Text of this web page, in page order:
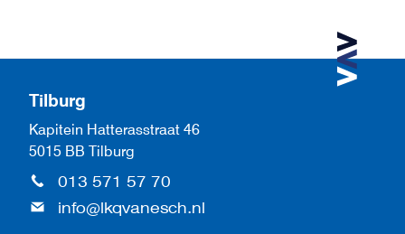
Tilburg
Kapitein Hatterasstraat 46
5015 BB Tilburg
013 571 57 70
info@lkqvanesch.nl